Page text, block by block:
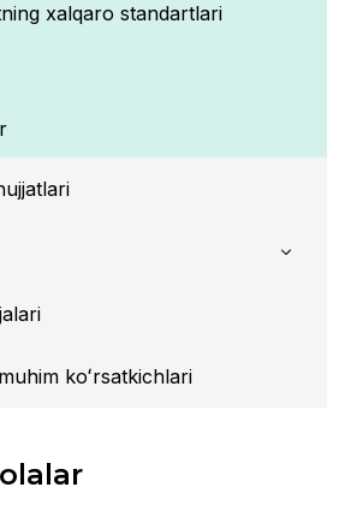
xalqaro standartlari
koʻrsatkichlari